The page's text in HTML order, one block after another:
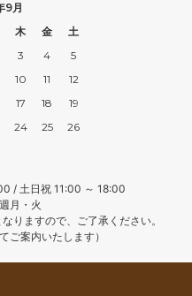
9月
木 金
土
3 4
5
10 11
12
17 18
19
24 25
26
/ 土日祝 11:00 ～ 18:00
月・火
りますので、ご了承ください。
ご案内いたします）